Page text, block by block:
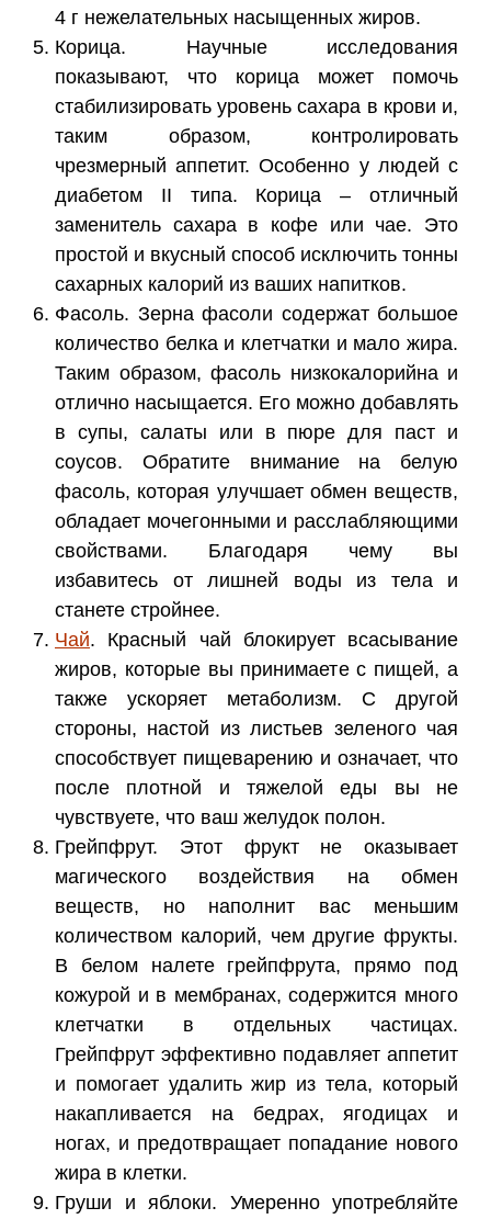
4 г нежелательных насыщенных жиров.
Корица. Научные исследования
показывают, что корица может помочь
стабилизировать уровень сахара в крови и,
таким образом, контролировать
чрезмерный аппетит. Особенно у людей с
диабетом II типа. Корица – отличный
заменитель сахара в кофе или чае. Это
простой и вкусный способ исключить тонны
сахарных калорий из ваших напитков.
Фасоль. Зерна фасоли содержат большое
количество белка и клетчатки и мало жира.
Таким образом, фасоль низкокалорийна и
отлично насыщается. Его можно добавлять
в супы, салаты или в пюре для паст и
соусов. Обратите внимание на белую
фасоль, которая улучшает обмен веществ,
обладает мочегонными и расслабляющими
свойствами. Благодаря чему вы
избавитесь от лишней воды из тела и
станете стройнее.
Чай. Красный чай блокирует всасывание
жиров, которые вы принимаете с пищей, а
также ускоряет метаболизм. С другой
стороны, настой из листьев зеленого чая
способствует пищеварению и означает, что
после плотной и тяжелой еды вы не
чувствуете, что ваш желудок полон.
Грейпфрут. Этот фрукт не оказывает
магического воздействия на обмен
веществ, но наполнит вас меньшим
количеством калорий, чем другие фрукты.
В белом налете грейпфрута, прямо под
кожурой и в мембранах, содержится много
клетчатки в отдельных частицах.
Грейпфрут эффективно подавляет аппетит
и помогает удалить жир из тела, который
накапливается на бедрах, ягодицах и
ногах, и предотвращает попадание нового
жира в клетки.
Груши и яблоки. Умеренно употребляйте